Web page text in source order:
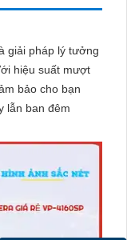
giải pháp lý tưởng
bảo cho bạn
lẫn ban đêm